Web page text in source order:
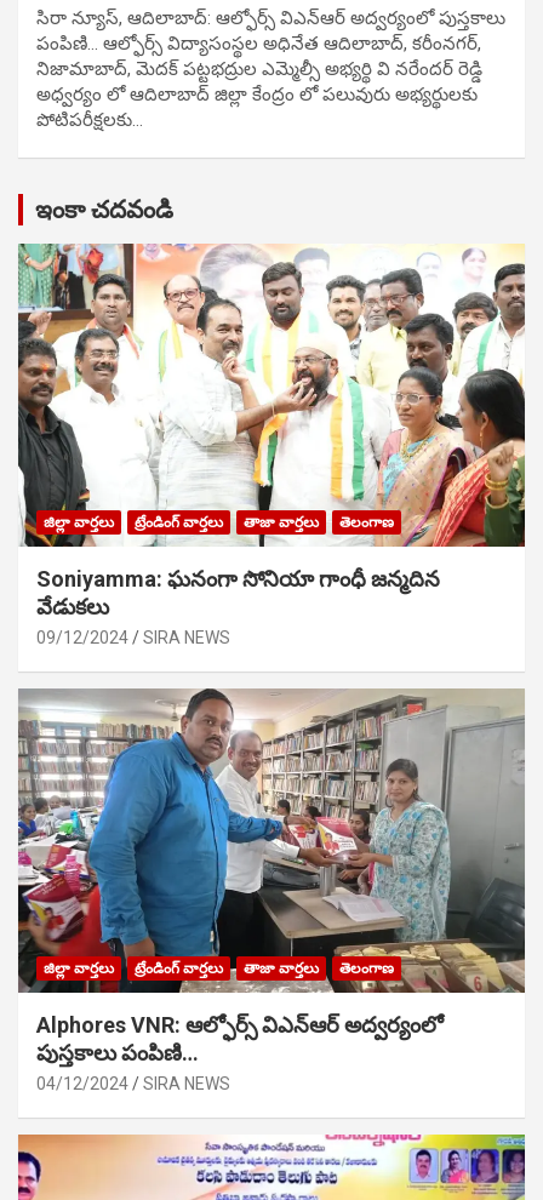
సిరా న్యూస్, ఆదిలాబాద్: ఆల్ఫోర్స్ విఎన్ఆర్ అద్వర్యంలో పుస్తకాలు
పంపిణి… ఆల్ఫోర్స్ విద్యాసంస్థల అధినేత ఆదిలాబాద్, కరీంనగర్,
నిజామాబాద్, మెదక్ పట్టభద్రుల ఎమ్మెల్సీ అభ్యర్థి వి నరేందర్ రెడ్డి
అధ్వర్యం లో ఆదిలాబాద్ జిల్లా కేంద్రం లో పలువురు అభ్యర్థులకు
పోటిప‌రీక్ష‌ల‌కు…
ఇంకా చదవండి
జిల్లా వార్తలు ట్రేండింగ్ వార్తలు తాజా వార్తలు తెలంగాణ
Soniyamma: ఘ‌నంగా సోనియా గాంధీ జ‌న్మ‌దిన
వేడుక‌లు
09/12/2024 SIRA NEWS
జిల్లా వార్తలు ట్రేండింగ్ వార్తలు తాజా వార్తలు తెలంగాణ
Alphores VNR: ఆల్ఫోర్స్ విఎన్ఆర్ అద్వర్యంలో
పుస్తకాలు పంపిణి…
04/12/2024 SIRA NEWS